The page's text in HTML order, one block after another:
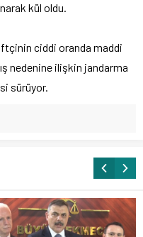
kül oldu.
ciddi oranda maddi
nedenine ilişkin jandarma
sürüyor.